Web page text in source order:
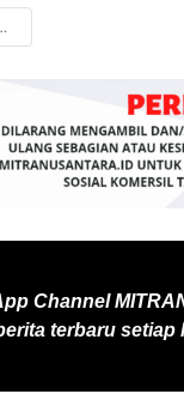
Channel
terbaru setiap